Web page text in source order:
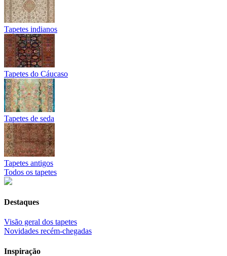
Tapetes indianos
Tapetes do Cáucaso
Tapetes de seda
Tapetes antigos
Todos os tapetes
Destaques
Visão geral dos tapetes
Novidades recém-chegadas
Inspiração